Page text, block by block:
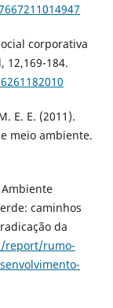
corporativa
12,169-184.
E. E. (2011).
meio ambiente.
caminhos
da
report/rumo-